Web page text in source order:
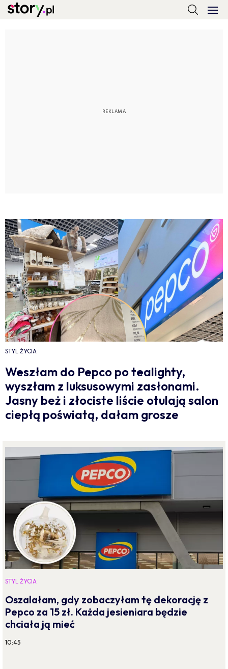
STYL ŻYCIA
Weszłam do Pepco po tealighty,
wyszłam z luksusowymi zasłonami.
Jasny beż i złociste liście otulają salon
ciepłą poświatą, dałam grosze
STYL ŻYCIA
Oszalałam, gdy zobaczyłam tę dekorację z
Pepco za 15 zł. Każda jesieniara będzie
chciała ją mieć
10:45